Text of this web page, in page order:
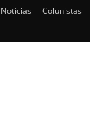
Notícias Colunistas